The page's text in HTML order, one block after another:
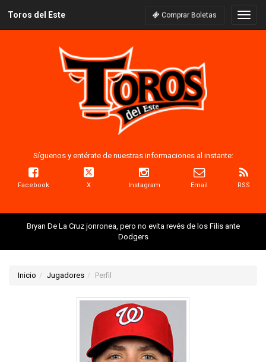
Toros del Este Comprar Boletas
Síguenos y entérate de nuestras informaciones al instante:
Facebook X Instagram Email RSS
Bryan De La Cruz jonronea, pero no evita revés de los Filis ante
Dodgers
Inicio Jugadores Perfil